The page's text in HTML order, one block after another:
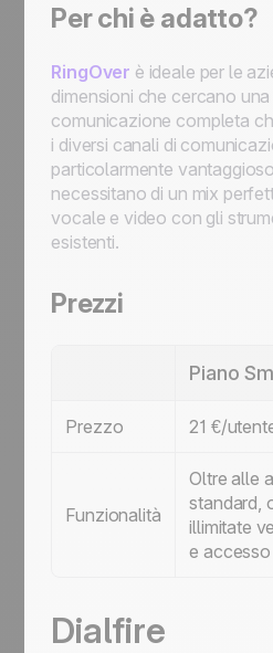
Per chi è adatto?
RingOver è ideale per le
dimensioni che cercano
comunicazione completa
i diversi canali di
particolarmente
necessitano di un mix
vocale e video con gli
esistenti.
Prezzi
Piano
Prezzo 21 €/
Funzionalità
Oltre alle
standard,
illimitate
e
Dialfire